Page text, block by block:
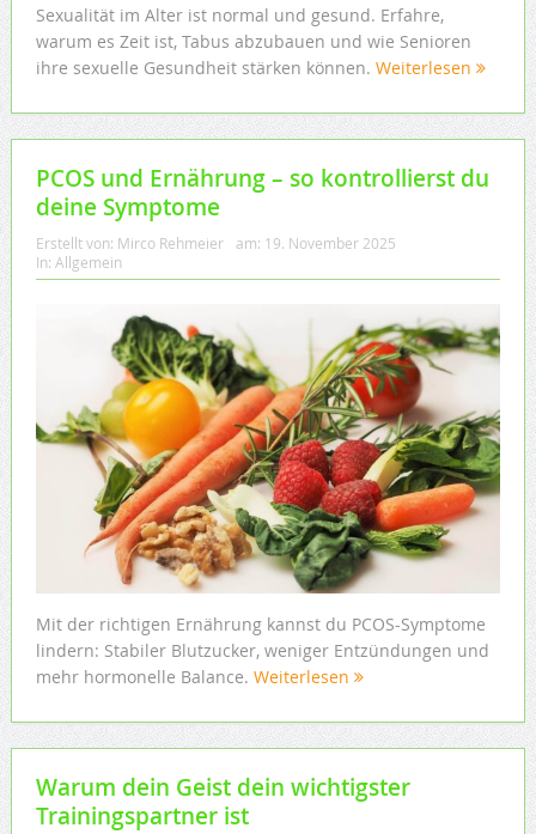
Sexualität im Alter ist normal und gesund. Erfahre,
warum es Zeit ist, Tabus abzubauen und wie Senioren
ihre sexuelle Gesundheit stärken können. Weiterlesen
PCOS und Ernährung – so kontrollierst du
deine Symptome
Erstellt von: Mirco Rehmeier am: 19. November 2025
In: Allgemein
Mit der richtigen Ernährung kannst du PCOS-Symptome
lindern: Stabiler Blutzucker, weniger Entzündungen und
mehr hormonelle Balance. Weiterlesen
Warum dein Geist dein wichtigster
Trainingspartner ist